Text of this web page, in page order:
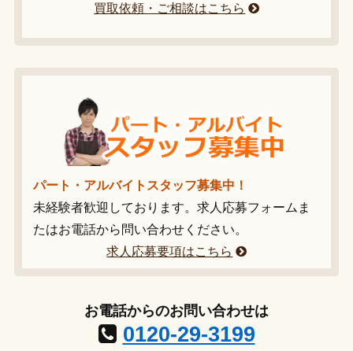
買取依頼・ご相談はこちら
パート・アルバイトスタッフ募集中！
未経験者歓迎しております。求人応募フォームま
たはお電話から問い合わせください。
求人応募要項はこちら
お電話からのお問い合わせは
0120-29-3199